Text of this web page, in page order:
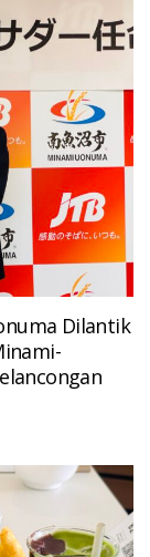
Dilantik